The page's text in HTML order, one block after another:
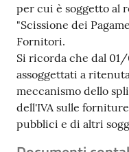
per cui è soggetto al
"Scissione dei
Fornitori.
Si ricorda che dal
assoggettati a
meccanismo dello
dell'IVA sulle
pubblici e di altri